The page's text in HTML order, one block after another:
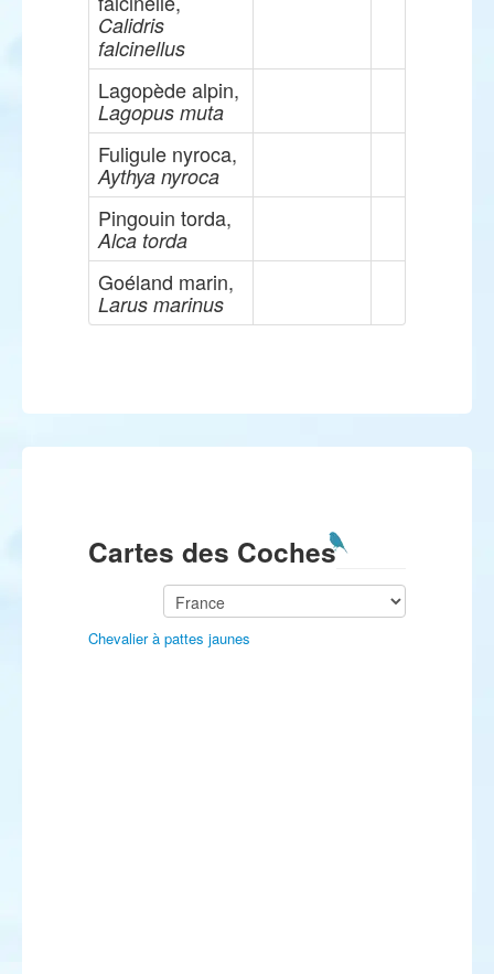
Calidris
falcinellus
Lagopède alpin,
Lagopus muta
Fuligule nyroca,
Aythya nyroca
Pingouin torda,
Alca torda
Goéland marin,
Larus marinus
Cartes des Coches
Chevalier à pattes jaunes